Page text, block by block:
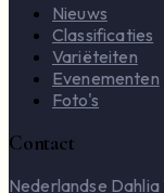
Nieuws
Classificaties
Variëteiten
Evenementen
Foto's
Contact
Nederlandse Dahlia